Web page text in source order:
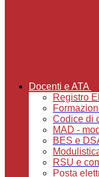
Docenti e ATA
Registro
Codice di
MAD -
BES e
RSU e
Posta